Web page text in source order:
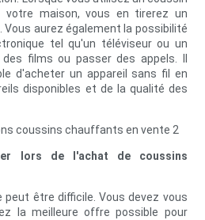
maison, vous en tirerez un
aurez également la possibilité
tel qu'un téléviseur ou un
films ou passer des appels. Il
d'acheter un appareil sans fil en
disponibles et de la qualité des
lors de l'achat de coussins
peut être difficile. Vous devez vous
la meilleure offre possible pour